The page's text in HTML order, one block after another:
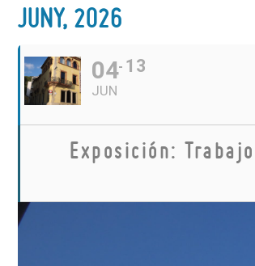
JUNY, 2026
04
JUN
13
Exposición: